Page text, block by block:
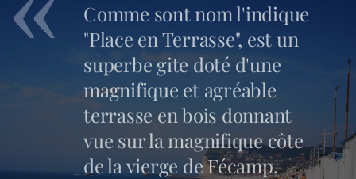
Comme sont nom l'indique
"Place en Terrasse", est un
superbe gite doté d'une
magnifique et agréable
terrasse en bois donnant
vue sur la magnifique côte
de la vierge de Fécamp.